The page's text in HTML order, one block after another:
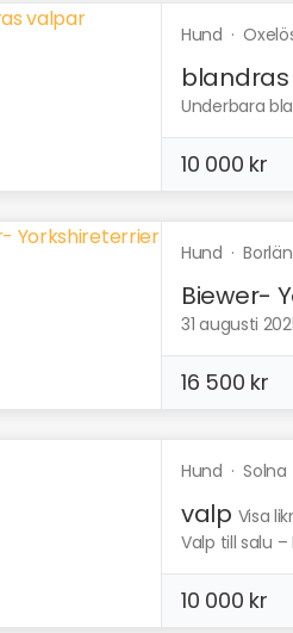
Hund ·
Underbara
10 000 kr
Hund ·
Biewer-
31 augusti
16 500 kr
Hund ·Solna
valp Visa
Valp till salu
10 000 kr